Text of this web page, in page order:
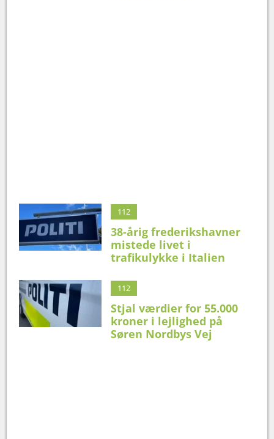
112
38-årig frederikshavner
mistede livet i
trafikulykke i Italien
112
Stjal værdier for 55.000
kroner i lejlighed på
Søren Nordbys Vej